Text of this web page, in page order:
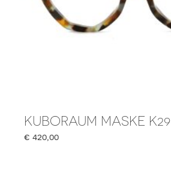
KUBORAUM MASKE K29
€ 420,00